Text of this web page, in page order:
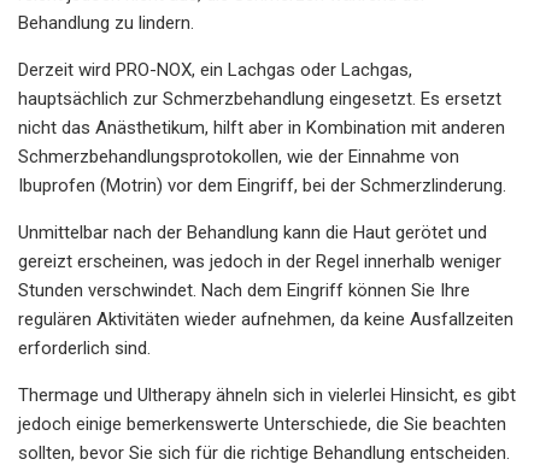
Behandlung zu lindern.
Derzeit wird PRO-NOX, ein Lachgas oder Lachgas,
hauptsächlich zur Schmerzbehandlung eingesetzt. Es ersetzt
nicht das Anästhetikum, hilft aber in Kombination mit anderen
Schmerzbehandlungsprotokollen, wie der Einnahme von
Ibuprofen (Motrin) vor dem Eingriff, bei der Schmerzlinderung.
Unmittelbar nach der Behandlung kann die Haut gerötet und
gereizt erscheinen, was jedoch in der Regel innerhalb weniger
Stunden verschwindet. Nach dem Eingriff können Sie Ihre
regulären Aktivitäten wieder aufnehmen, da keine Ausfallzeiten
erforderlich sind.
Thermage und Ultherapy ähneln sich in vielerlei Hinsicht, es gibt
jedoch einige bemerkenswerte Unterschiede, die Sie beachten
sollten, bevor Sie sich für die richtige Behandlung entscheiden.